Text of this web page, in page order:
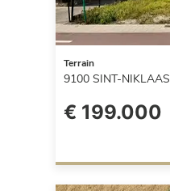
Terrain
9100 SINT-NIKLAAS
€ 199.000